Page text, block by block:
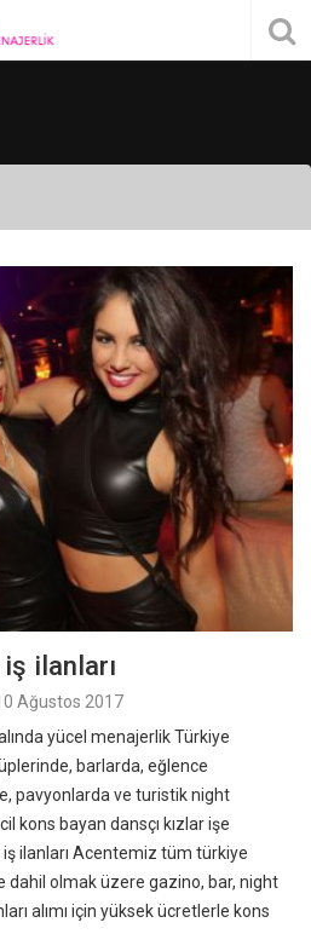
ilanları
Ağustos 2017
yücel menajerlik Türkiye
barlarda, eğlence
pavyonlarda ve turistik night
kons bayan dansçı kızlar işe
iş ilanları Acentemiz tüm türkiye
dahil olmak üzere gazino, bar, night
alımı için yüksek ücretlerle kons